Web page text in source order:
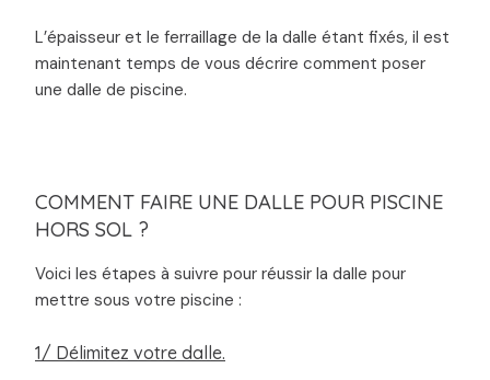
L’épaisseur et le ferraillage de la dalle étant fixés, il est
maintenant temps de vous décrire comment poser
une dalle de piscine.
COMMENT FAIRE UNE DALLE POUR PISCINE
HORS SOL ?
Voici les étapes à suivre pour réussir la dalle pour
mettre sous votre piscine :
1/ Délimitez votre dalle.